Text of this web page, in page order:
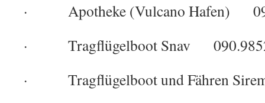
· Apotheke (Vulcano Hafen)
· Tragflügelboot Snav
· Tragflügelboot und Fähren